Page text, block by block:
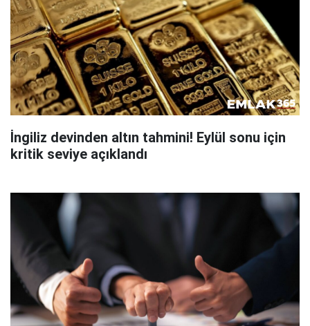
İngiliz devinden altın tahmini! Eylül sonu için
kritik seviye açıklandı